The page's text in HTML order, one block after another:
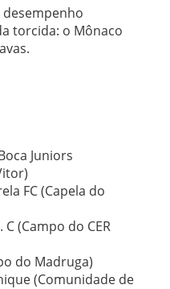
torcida: o Mônaco
Juniors
FC (Capela do
(Campo do CER
do Madruga)
(Comunidade de